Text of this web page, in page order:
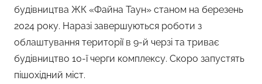
будівництва ЖК «Файна Таун» станом на березень
2024 року. Наразі завершуються роботи з
облаштування території в 9-й черзі та триває
будівництво 10-ї черги комплексу. Скоро запустять
пішохідний міст.